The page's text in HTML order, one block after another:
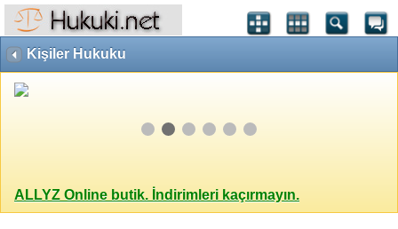
Kişiler Hukuku
ALLYZ Online butik. İndirimleri kaçırmayın.